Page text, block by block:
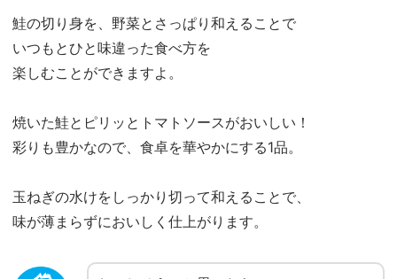
鮭の切り身を、野菜とさっぱり和えることで
いつもとひと味違った食べ方を
楽しむことができますよ。
焼いた鮭とピリッとトマトソースがおいしい！
彩りも豊かなので、食卓を華やかにする1品。
玉ねぎの水けをしっかり切って和えることで、
味が薄まらずにおいしく仕上がります。